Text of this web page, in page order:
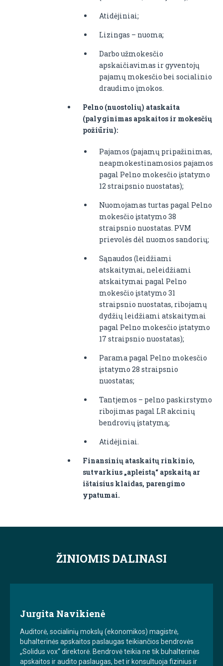
Atidėjiniai;
Lizingas – nuoma;
Darbo užmokesčio
apskaičiavimas ir gyventojų
pajamų mokesčio bei socialinio
draudimo įmokos.
Pelno (nuostolių) ataskaita
(palyginimas apskaitos ir mokesčių
požiūriu):
Pajamos (pajamų pripažinimas,
neapmokestinamosios pajamos
pagal Pelno mokesčio įstatymo
12 straipsnio nuostatas);
Nuomojamas turtas pagal Pelno
mokesčio įstatymo 38
straipsnio nuostatas. PVM
prievolės dėl nuomos sandorių;
Sąnaudos (leidžiami
atskaitymai, neleidžiami
atskaitymai pagal Pelno
mokesčio įstatymo 31
straipsnio nuostatas, ribojamų
dydžių leidžiami atskaitymai
pagal Pelno mokesčio įstatymo
17 straipsnio nuostatas);
Parama pagal Pelno mokesčio
įstatymo 28 straipsnio
nuostatas;
Tantjemos – pelno paskirstymo
ribojimas pagal LR akcinių
bendrovių įstatymą;
Atidėjiniai.
Finansinių ataskaitų rinkinio,
sutvarkius „apleistą“ apskaitą ar
ištaisius klaidas, parengimo
ypatumai.
ŽINIOMIS DALINASI
Jurgita Navikienė
Auditorė, socialinių mokslų (ekonomikos) magistrė,
buhalterinės apskaitos paslaugas teikiančios bendrovės
„Solidus vox“ direktorė. Bendrovė teikia ne tik buhalterinės
apskaitos ir audito paslaugas, bet ir konsultuoja fizinius ir